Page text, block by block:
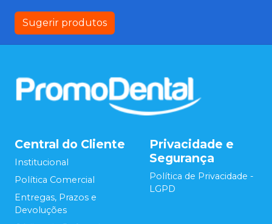
Sugerir produtos
Central do Cliente
Institucional
Política Comercial
Entregas, Prazos e
Devoluções
Privacidade e
Segurança
Política de Privacidade -
LGPD